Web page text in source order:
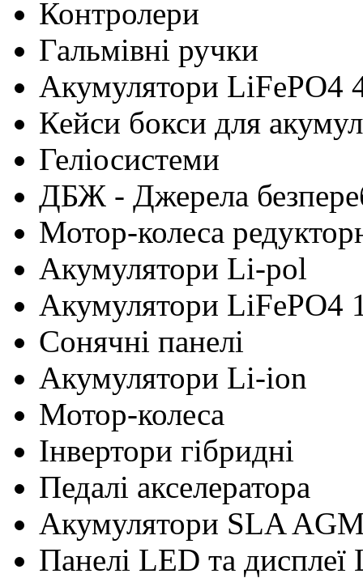
Контролери
Гальмівні ручки
Акумулятори LiFePO4
Кейси бокси для
Геліосистеми
ДБЖ - Джерела
Мотор-колеса
Акумулятори Li-pol
Акумулятори LiFePO4
Сонячні панелі
Акумулятори Li-ion
Мотор-колеса
Інвертори гібридні
Педалі акселератора
Акумулятори SLA
Панелі LED та дисплеї